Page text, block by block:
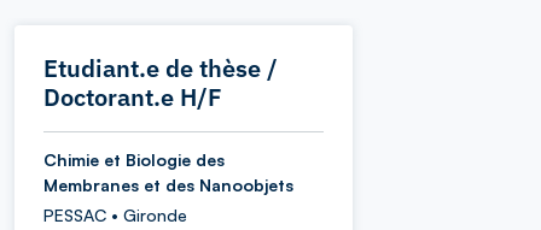
Etudiant.e de thèse /
Doctorant.e H/F
Chimie et Biologie des
Membranes et des Nanoobjets
PESSAC • Gironde